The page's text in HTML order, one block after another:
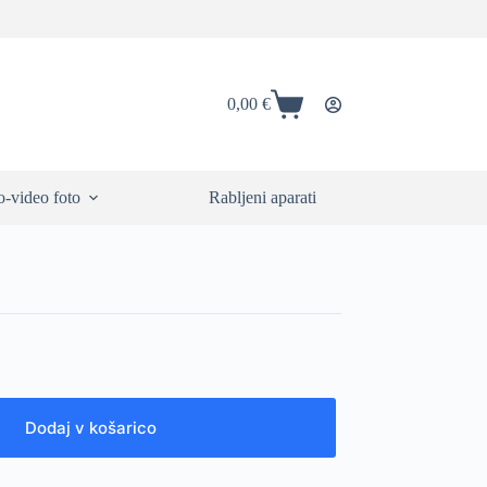
Shopping
0,00 €
video foto Rabljeni aparati
Dodaj v košarico